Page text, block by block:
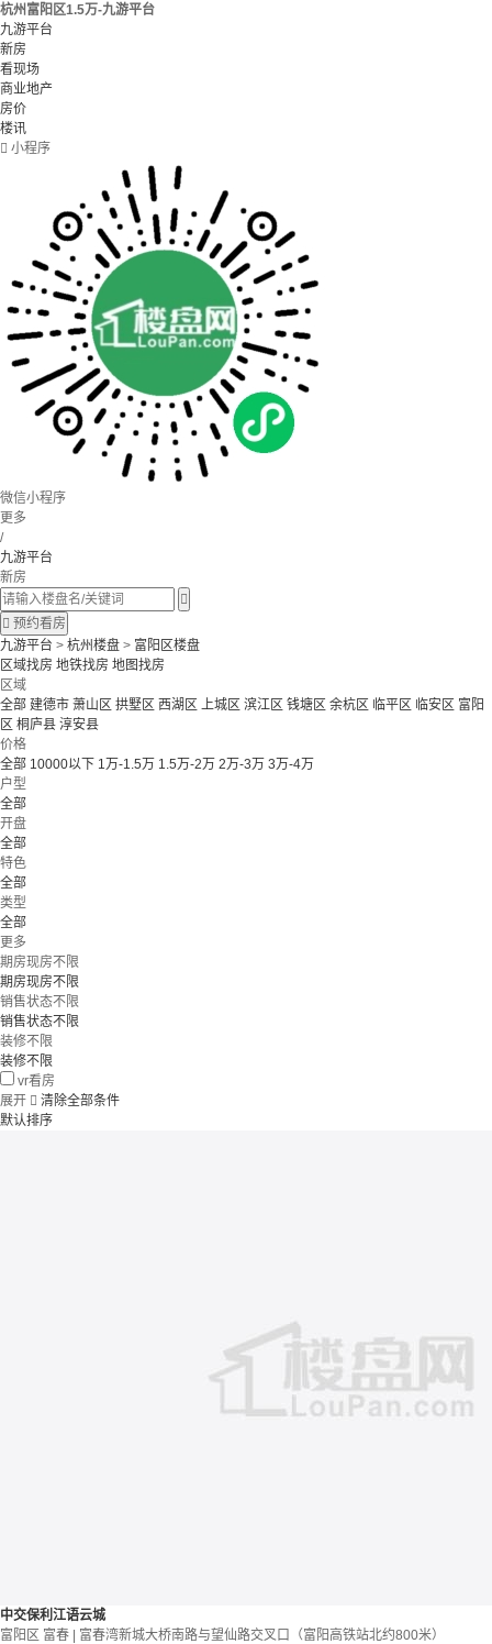
杭州富阳区1.5万-九游平台
九游平台
新房
看现场
商业地产
房价
楼讯
 小程序
微信小程序
更多
/
九游平台
新房

 预约看房
九游平台 > 杭州楼盘 > 富阳区楼盘
区域找房 地铁找房 地图找房
区域
全部 建德市 萧山区 拱墅区 西湖区 上城区 滨江区 钱塘区 余杭区 临平区 临安区 富阳
区 桐庐县 淳安县
价格
全部 10000以下 1万-1.5万 1.5万-2万 2万-3万 3万-4万
户型
全部
开盘
全部
特色
全部
类型
全部
更多
期房现房不限
期房现房不限
销售状态不限
销售状态不限
装修不限
装修不限
vr看房
展开  清除全部条件
默认排序
中交保利江语云城
富阳区 富春 | 富春湾新城大桥南路与望仙路交叉口（富阳高铁站北约800米）